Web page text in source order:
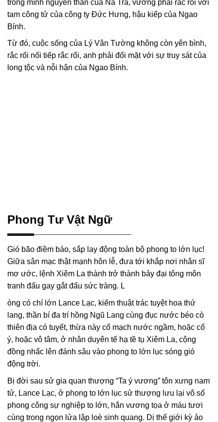
trong mình nguyên thần của Na Tra, vướng phải rắc rối với
tam công tử của công ty Đức Hưng, hậu kiếp của Ngao
Bính.
Từ đó, cuộc sống của Lý Vân Tường không còn yên bình,
rắc rối nối tiếp rắc rối, anh phải đối mặt với sự truy sát của
long tộc và nỗi hận của Ngao Bính.
Phong Tư Vật Ngữ
Gió bão điềm báo, sắp lay động toàn bộ phong to lớn lục!
Giữa sân mạc thật mạnh hôn lễ, đưa tới khắp nơi nhân sĩ
mơ ước, lệnh Xiêm La thành trở thành bảy đại tông môn
tranh đấu gay gắt đấu sức tràng. L
òng có chí lớn Lance Lạc, kiếm thuật trác tuyệt hoa thứ
lang, thần bí đa trí hồng Ngũ Lang cùng đục nước béo cò
thiên địa có tuyết, thừa này cổ mạch nước ngầm, hoặc cố
ý, hoặc vô tâm, ở nhân duyên tế hạ tề tụ Xiêm La, cộng
đồng nhấc lên đánh sâu vào phong to lớn lục sóng gió
động trời.
Bị đời sau sử gia quan thượng “Ta ý vương” tôn xưng nam
tử, Lance Lạc, ở phong to lớn lục sử thượng lưu lại vô số
phong công sự nghiệp to lớn, hắn vương tọa ở máu tươi
cùng trong ngọn lửa lập loè sinh quang. Dị thế giới kỳ ảo